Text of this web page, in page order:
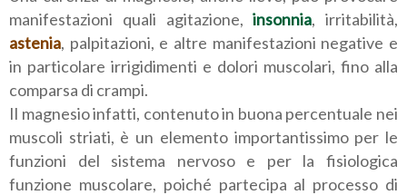
manifestazioni quali agitazione,insonnia, irritabilità,
astenia, palpitazioni, e altre manifestazioni negative e
in particolare irrigidimenti e dolori muscolari, fino alla
comparsa di crampi.
Il magnesio infatti, contenuto in buona percentuale nei
muscoli striati, è un elemento importantissimo per le
funzioni del sistema nervoso e per la fisiologica
funzione muscolare, poiché partecipa al processo di